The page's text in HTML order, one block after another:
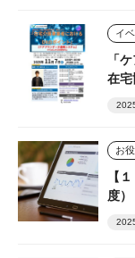
イ
「
在宅
【
度
Ｔ